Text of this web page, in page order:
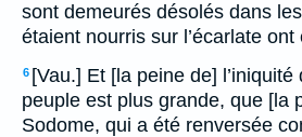
sont demeurés désolés dans
étaient nourris sur l’écarlate ont
6 [Vau.] Et [la peine de]
peuple est plus grande, que [la
Sodome, qui a été renversée